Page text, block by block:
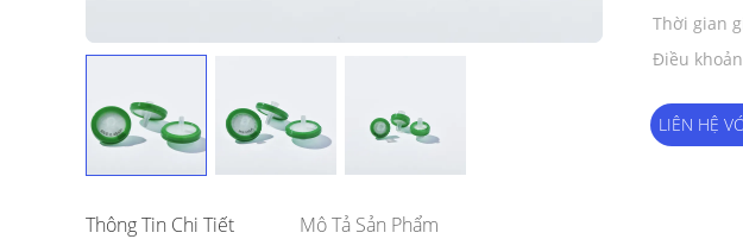
Thời gian
Điều
LIÊN HỆ
Thông Tin Chi Tiết Mô Tả Sản Phẩm